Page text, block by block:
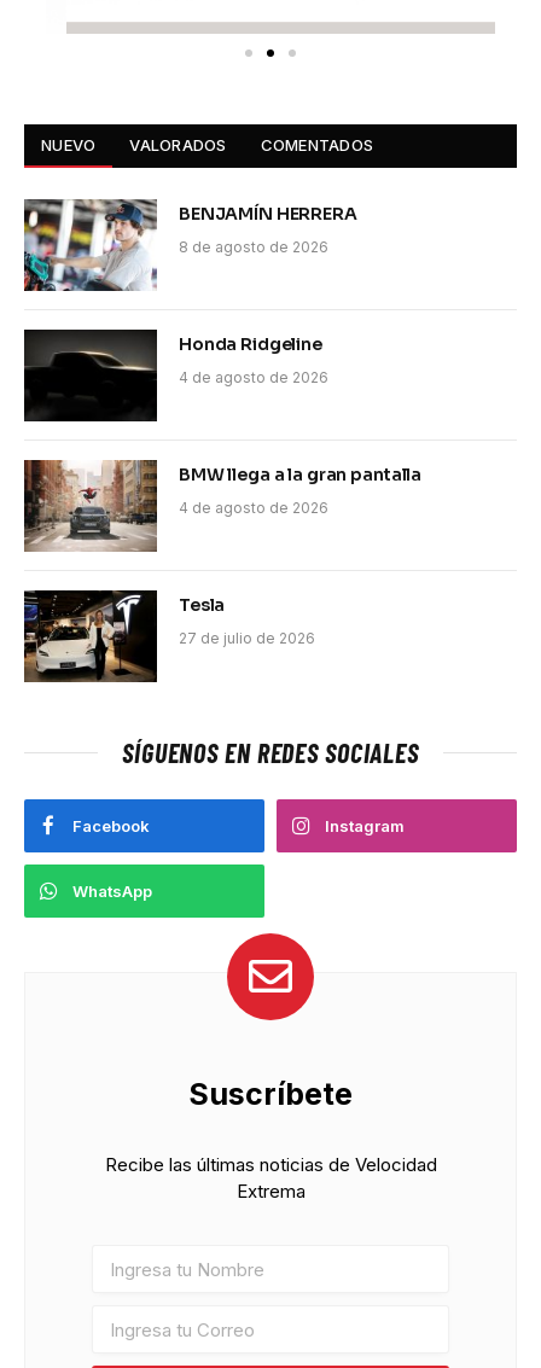
NUEVO VALORADOS COMENTADOS
BENJAMÍN HERRERA
8 de agosto de 2026
Honda Ridgeline
4 de agosto de 2026
BMW llega a la gran pantalla
4 de agosto de 2026
Tesla
27 de julio de 2026
SÍGUENOS EN REDES SOCIALES
Facebook Instagram
WhatsApp
Suscríbete
Recibe las últimas noticias de Velocidad
Extrema